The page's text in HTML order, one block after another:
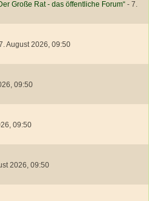
Große Rat - das öffentliche Forum“ - 7.
August 2026, 09:50
09:50
09:50
2026, 09:50